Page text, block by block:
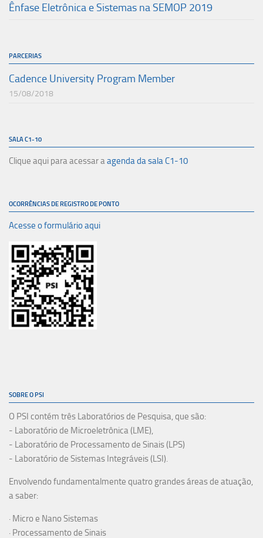
Ênfase Eletrônica e Sistemas na SEMOP 2019
PARCERIAS
Cadence University Program Member
15/08/2018
SALA C1-10
Clique aqui para acessar aagenda da sala C1-10
OCORRÊNCIAS DE REGISTRO DE PONTO
Acesse o formulário aqui
SOBRE O PSI
O PSI contém três Laboratórios de Pesquisa, que são:
- Laboratório de Microeletrônica (LME),
- Laboratório de Processamento de Sinais (LPS)
- Laboratório de Sistemas Integráveis (LSI).
Envolvendo fundamentalmente quatro grandes áreas de atuação,
a saber:
· Micro e Nano Sistemas
· Processamento de Sinais